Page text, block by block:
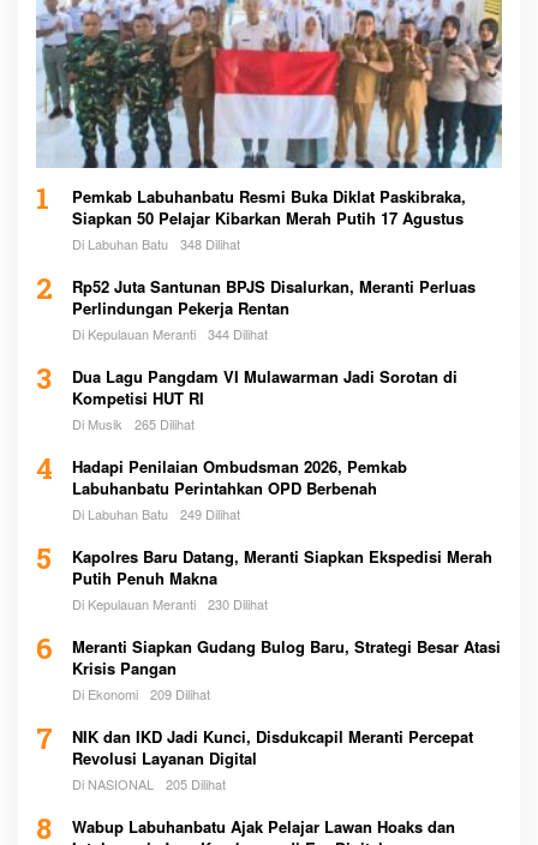
1
Pemkab Labuhanbatu Resmi Buka Diklat Paskibraka,
Siapkan 50 Pelajar Kibarkan Merah Putih 17 Agustus
Di Labuhan Batu 348 Dilihat
2
Rp52 Juta Santunan BPJS Disalurkan, Meranti Perluas
Perlindungan Pekerja Rentan
Di Kepulauan Meranti 344 Dilihat
3
Dua Lagu Pangdam VI Mulawarman Jadi Sorotan di
Kompetisi HUT RI
Di Musik 265 Dilihat
4
Hadapi Penilaian Ombudsman 2026, Pemkab
Labuhanbatu Perintahkan OPD Berbenah
Di Labuhan Batu 249 Dilihat
5
Kapolres Baru Datang, Meranti Siapkan Ekspedisi Merah
Putih Penuh Makna
Di Kepulauan Meranti 230 Dilihat
6
Meranti Siapkan Gudang Bulog Baru, Strategi Besar Atasi
Krisis Pangan
Di Ekonomi 209 Dilihat
7
NIK dan IKD Jadi Kunci, Disdukcapil Meranti Percepat
Revolusi Layanan Digital
Di NASIONAL 205 Dilihat
8
Wabup Labuhanbatu Ajak Pelajar Lawan Hoaks dan